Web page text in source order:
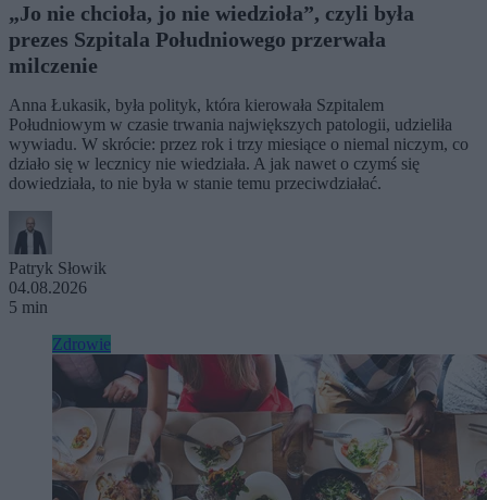
„Jo nie chcioła, jo nie wiedzioła”, czyli była
prezes Szpitala Południowego przerwała
milczenie
Anna Łukasik, była polityk, która kierowała Szpitalem
Południowym w czasie trwania największych patologii, udzieliła
wywiadu. W skrócie: przez rok i trzy miesiące o niemal niczym, co
działo się w lecznicy nie wiedziała. A jak nawet o czymś się
dowiedziała, to nie była w stanie temu przeciwdziałać.
Patryk Słowik
04.08.2026
5 min
Zdrowie